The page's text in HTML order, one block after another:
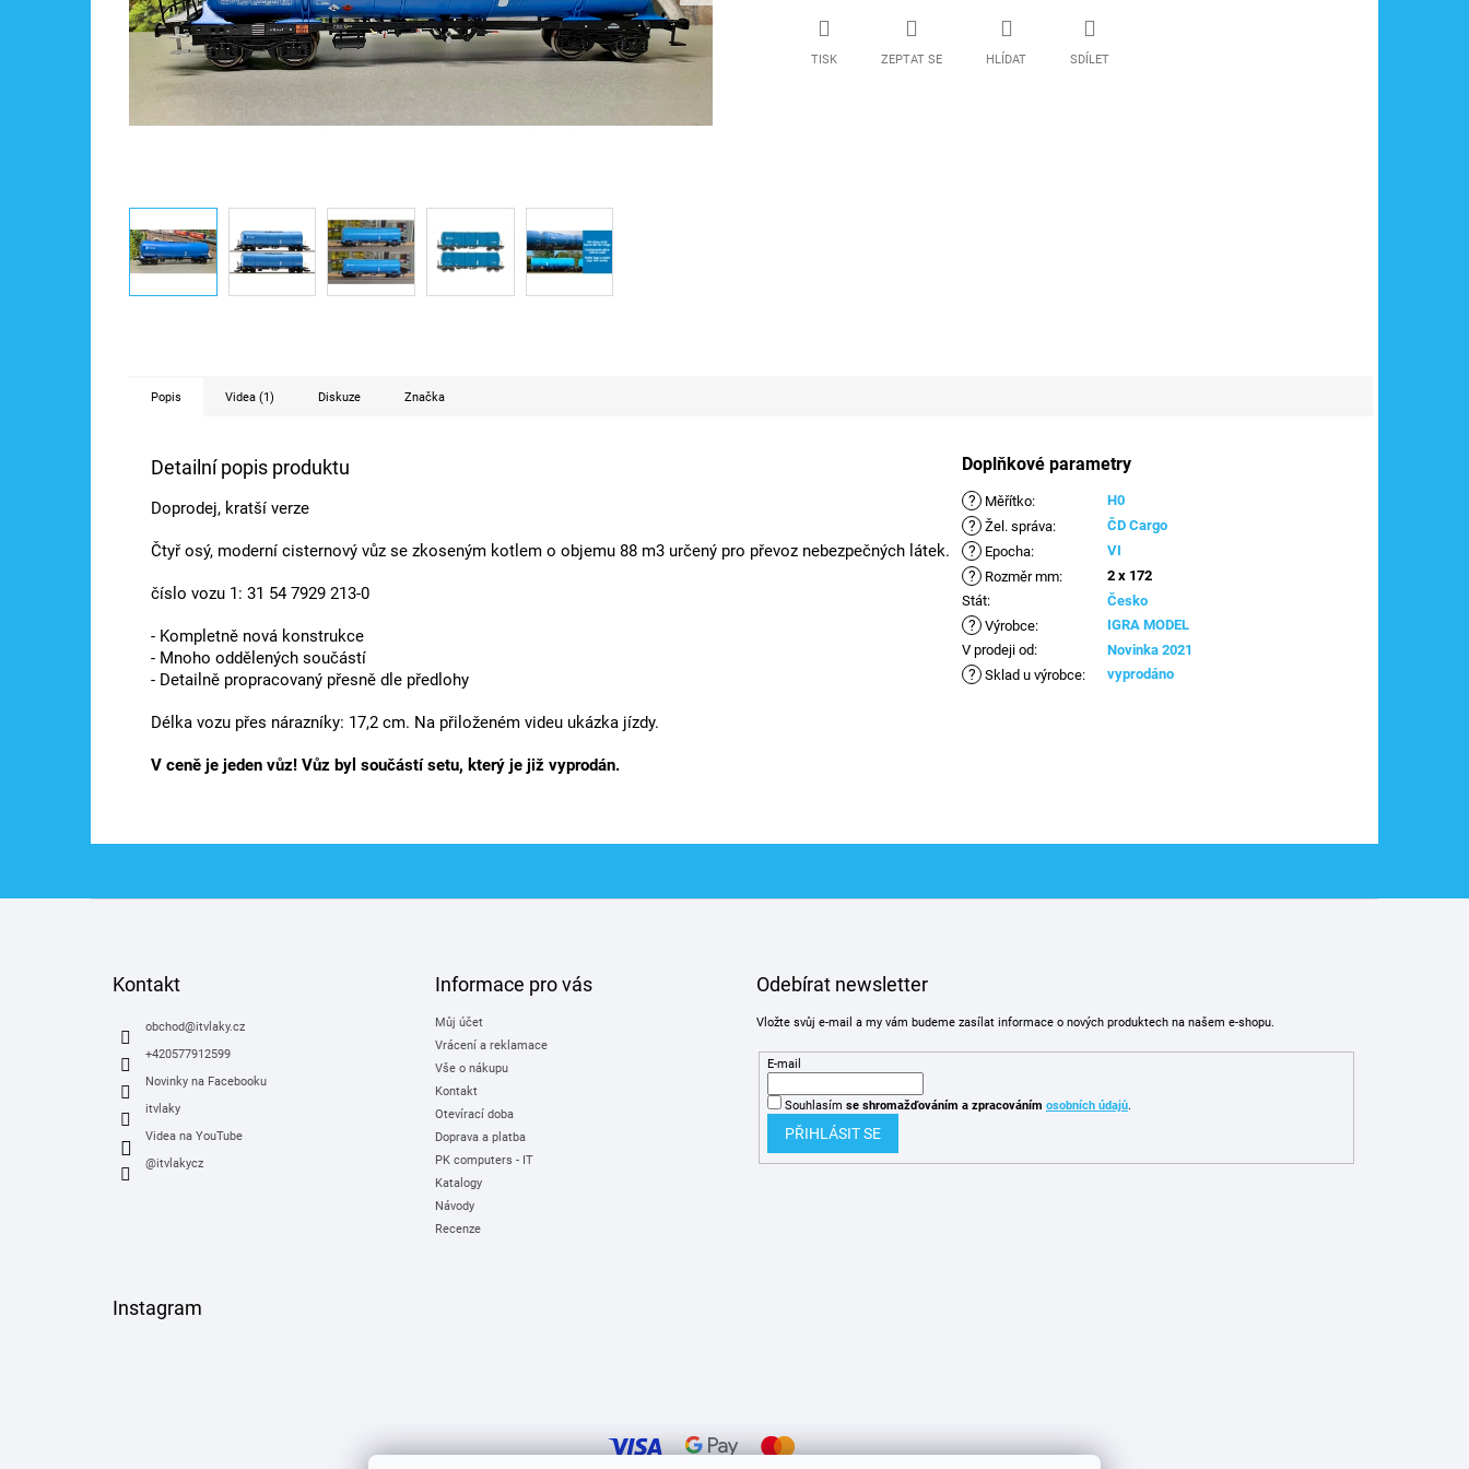
TISK ZEPTAT SE HLÍDAT SDÍLET
Popis Videa (1) Diskuze Značka
Detailní popis produktu
Doprodej, kratší verze
Čtyř osý, moderní cisternový vůz se zkoseným kotlem o objemu 88 m3 určený pro převoz nebezpečných látek.
číslo vozu 1: 31 54 7929 213-0
- Kompletně nová konstrukce
- Mnoho oddělených součástí
- Detailně propracovaný přesně dle předlohy
Délka vozu přes nárazníky: 17,2 cm. Na přiloženém videu ukázka jízdy.
V ceně je jeden vůz! Vůz byl součástí setu, který je již vyprodán.
Doplňkové parametry
? Měřítko: H0
? Žel. správa: ČD Cargo
? Epocha: VI
? Rozměr mm:
2 x 172
Stát: Česko
? Výrobce:
IGRA MODEL
V prodeji od: Novinka 2021
? Sklad u výrobce: vyprodáno
Kontakt
obchod@itvlaky.cz
+420577912599
Novinky na Facebooku
itvlaky
Videa na YouTube
@itvlakycz
Informace pro vás
Můj účet
Vrácení a reklamace
Vše o nákupu
Kontakt
Otevírací doba
Doprava a platba
PK computers - IT
Katalogy
Návody
Recenze
Odebírat newsletter
Vložte svůj e-mail a my vám budeme zasílat informace o nových produktech na našem e-shopu.
E-mail
Souhlasím se shromažďováním a zpracováním osobních údajů.
PŘIHLÁSIT SE
Instagram